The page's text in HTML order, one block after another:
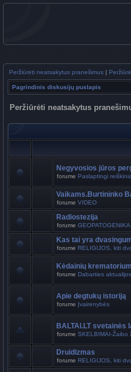
Peržiūrėti neatsakytus pranešimus |
Pagrindinis diskusijų puslapis
Peržiūrėti neatsakytus
Negyvosios jūros
forume Paslaptingi
Vaikams.Burtininko
forume VIDEO
Radiostezija
forume GEOPATOGENIKA
Kas tai yra
forume RELIGIJOS, kiti
Kėdainių
forume Dabarties aktualijos
Apie degtukų istoriją
forume Įvairenybės
BALTAI.LT
forume SKELBIMAI-Žaibo
Druidizmas
forume RELIGIJOS, kiti